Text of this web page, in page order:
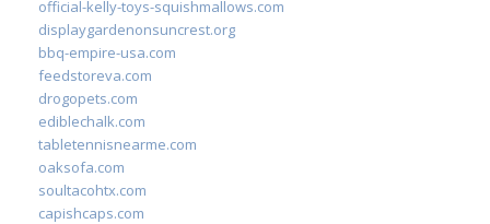
official-kelly-toys-squishmallows.com
displaygardenonsuncrest.org
bbq-empire-usa.com
feedstoreva.com
drogopets.com
ediblechalk.com
tabletennisnearme.com
oaksofa.com
soultacohtx.com
capishcaps.com